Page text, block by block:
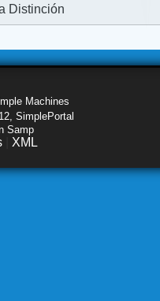
Distinción
Machines
SimplePortal
Samp
XML